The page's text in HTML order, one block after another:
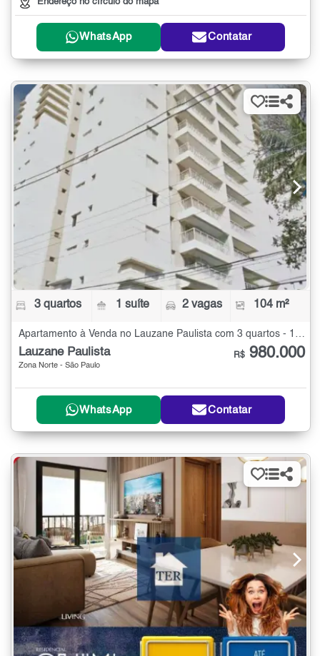
WhatsApp Contatar
3 quartos 1 suíte 2 vagas 104 m²
Apartamento à Venda no Lauzane Paulista com 3 quartos - 104 m²
Lauzane Paulista
Zona Norte - São Paulo
R$ 980.000
WhatsApp Contatar